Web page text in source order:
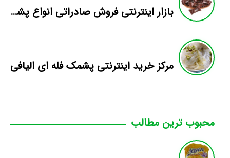
بازار اینترنتی فروش صادراتی انواع پشمک الیافی/شکلاتی
مرکز خرید اینترنتی پشمک فله ای الیافی
محبوب ترین مطالب